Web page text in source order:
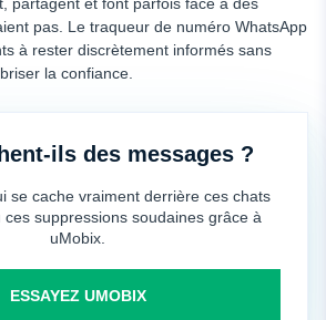
pas. Le traqueur de numéro WhatsApp
à rester discrètement informés sans
la confiance.
ils des messages ?
se cache vraiment derrière ces chats
suppressions soudaines grâce à
uMobix.
ESSAYEZ UMOBIX